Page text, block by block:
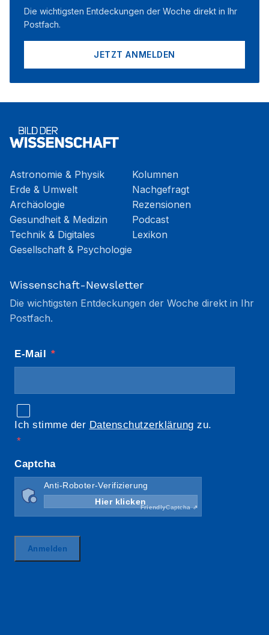
Die wichtigsten Entdeckungen der Woche direkt in Ihr
Postfach.
JETZT ANMELDEN
Astronomie & Physik
Erde & Umwelt
Archäologie
Gesundheit & Medizin
Technik & Digitales
Gesellschaft & Psychologie
Kolumnen
Nachgefragt
Rezensionen
Podcast
Lexikon
Wissenschaft-Newsletter
Die wichtigsten Entdeckungen der Woche direkt in Ihr
Postfach.